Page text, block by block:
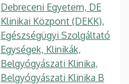
Debreceni Egyetem, DE
Klinikai Központ (DEKK),
Egészségügyi Szolgáltató
Egységek, Klinikák,
Belgyógyászati Klinika,
Belgyógyászati Klinika B